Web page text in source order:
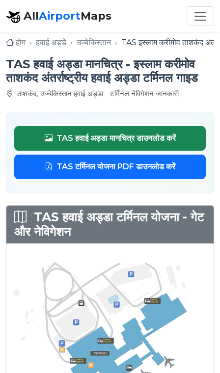
AllAirportMaps
होम हवाई अड्डे उज्बेकिस्तान TAS इस्लाम करीमोव ताशकंद
TAS हवाई अड्डा मानचित्र - इस्लाम करीमोव
ताशकंद अंतर्राष्ट्रीय हवाई अड्डा टर्मिनल गाइड
ताशकंद, उज्बेकिस्तान हवाई अड्डा - टर्मिनल नेविगेशन जानकारी
TAS हवाई अड्डा मानचित्र डाउनलोड करें
TAS टर्मिनल योजना PDF डाउनलोड करें
TAS हवाई अड्डा टर्मिनल योजना - गेट
और नेविगेशन